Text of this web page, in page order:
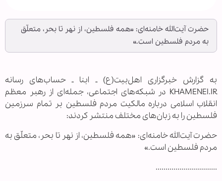
حضرت آیت‌الله خامنه‌ای: «همه فلسطین، از نهر تا بحر، متعلّق
به مردم فلسطین است.»
به گزارش خبرگزاری اهل‌بیت(ع) ـ ابنا ـ حساب‌های رسانه
KHAMENEI.IR در شبکه‌های اجتماعی، جمله‌ای از رهبر معظم
انقلاب اسلامی درباره مالکیت مردم فلسطین بر تمام سرزمین
فلسطین را به زبان‌های مختلف منتشر کردند:
حضرت آیت‌الله خامنه‌ای: «همه فلسطین، از نهر تا بحر، متعلّق به
مردم فلسطین است.»
...............................